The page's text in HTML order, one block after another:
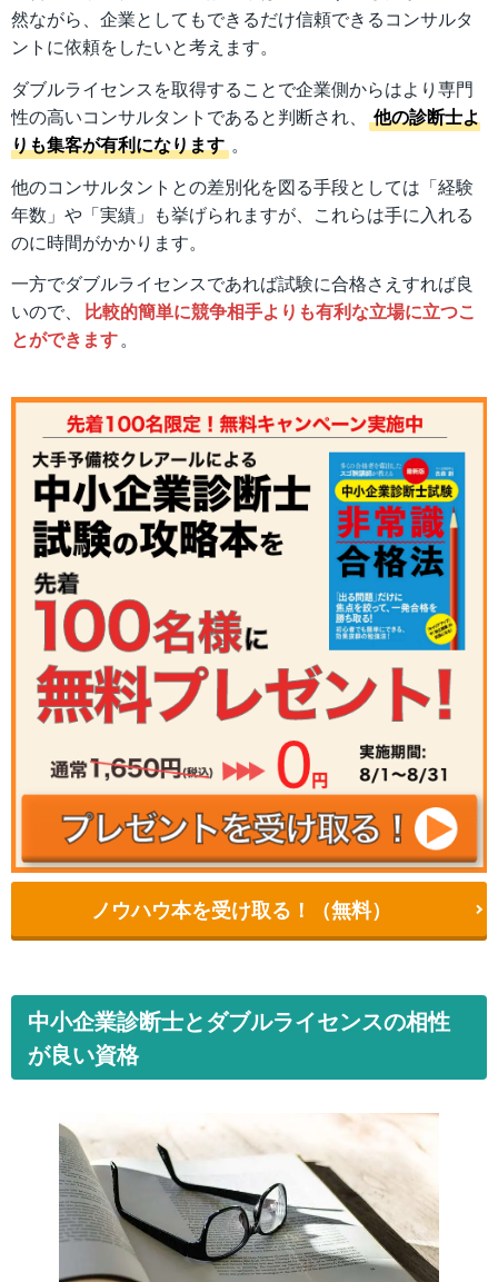
然ながら、企業としてもできるだけ信頼できるコンサルタ
ントに依頼をしたいと考えます。
ダブルライセンスを取得することで企業側からはより専門
性の高いコンサルタントであると判断され、
他の診断士よ
りも集客が有利になります 。
他のコンサルタントとの差別化を図る手段としては「経験
年数」や「実績」も挙げられますが、これらは手に入れる
のに時間がかかります。
一方でダブルライセンスであれば試験に合格さえすれば良
いので、
比較的簡単に競争相手よりも有利な立場に立つこ
とができます。
ノウハウ本を受け取る！（無料）
中小企業診断士とダブルライセンスの相性
が良い資格